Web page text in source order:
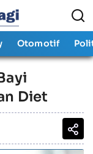
Otomotif
Diet